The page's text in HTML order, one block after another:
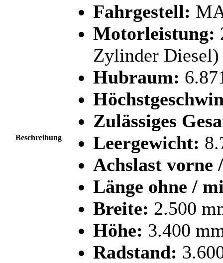
Beschreibung
Fahrgestell:
Motorleistung:
Zylinder Diesel)
Hubraum:
Zulässiges
Leergewicht:
Achslast vorne
Länge ohne /
Breite: 2.500
Höhe: 3.400
Radstand: